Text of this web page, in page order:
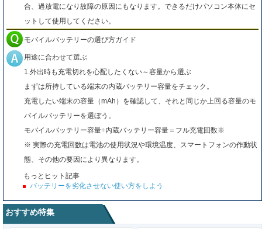
合、過放電になり故障の原因にもなります。できるだけパソコン本体にセ
ットして使用してください。
モバイルバッテリーの選び方ガイド
用途に合わせて選ぶ
1.外出時も充電切れを心配したくない～容量から選ぶ
まずは所持している端末の内蔵バッテリー容量をチェック。
充電したい端末の容量（mAh）を確認して、それと同じか上回る容量のモ
バイルバッテリーを選ぼう。
モバイルバッテリー容量÷内蔵バッテリー容量＝フル充電回数※
※ 実際の充電回数は電池の使用状況や環境温度、スマートフォンの作動状
態、その他の要因により異なります。
もっとヒット記事
バッテリーを劣化させない使い方をしよう
おすすめ特集